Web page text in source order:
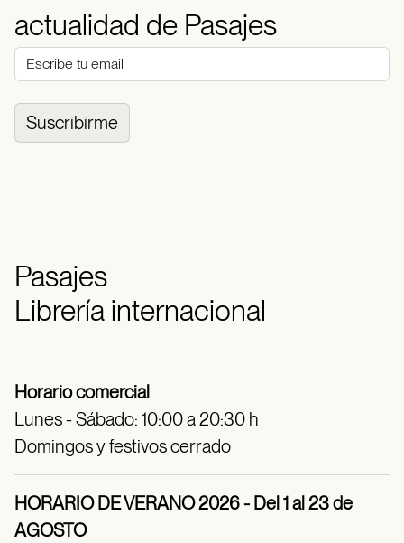
actualidad de Pasajes
Suscribirme
Pasajes
Librería internacional
Horario comercial
Lunes - Sábado: 10:00 a 20:30 h
Domingos y festivos cerrado
HORARIO DE VERANO 2026 - Del 1 al 23 de
AGOSTO